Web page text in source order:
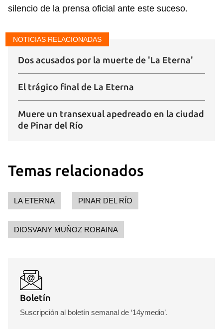
silencio de la prensa oficial ante este suceso.
NOTICIAS RELACIONADAS
Dos acusados por la muerte de 'La Eterna'
El trágico final de La Eterna
Muere un transexual apedreado en la ciudad
de Pinar del Río
Temas relacionados
LA ETERNA PINAR DEL RÍO
DIOSVANY MUÑOZ ROBAINA
Boletín
Suscripción al boletín semanal de ‘14ymedio’.